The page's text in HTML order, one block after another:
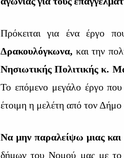
Πρόκειται για ένα έργο
Δρακουλόγκωνα, και την
Νησιωτικής Πολιτικής κ.
Το επόμενο μεγάλο έργο που
έτοιμη η μελέτη από τον
Να μην παραλείψω μιας και
δήμων του Νομού μας με το